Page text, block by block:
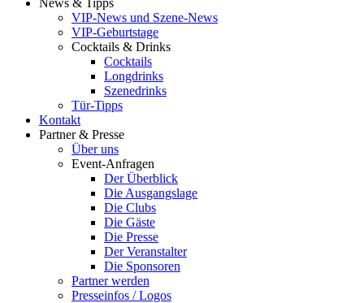
VIP-News und Szene-News
VIP-Geburtstage
Cocktails & Drinks
Cocktails
Longdrinks
Szenedrinks
Tür-Tipps
Kontakt
Partner & Presse
Über uns
Event-Anfragen
Der Überblick
Die Ausgangslage
Die Clubs
Die Gäste
Die Presse
Der Veranstalter
Die Sponsoren
Partner werden
Presseinfos / Logos